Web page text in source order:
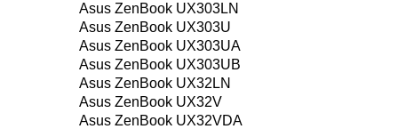
Asus ZenBook UX303LN
Asus ZenBook UX303U
Asus ZenBook UX303UA
Asus ZenBook UX303UB
Asus ZenBook UX32LN
Asus ZenBook UX32V
Asus ZenBook UX32VDA